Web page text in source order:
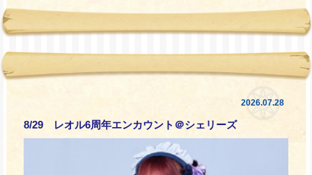
2026.07.28
8/29 レオル6周年エンカウント＠シェリーズ